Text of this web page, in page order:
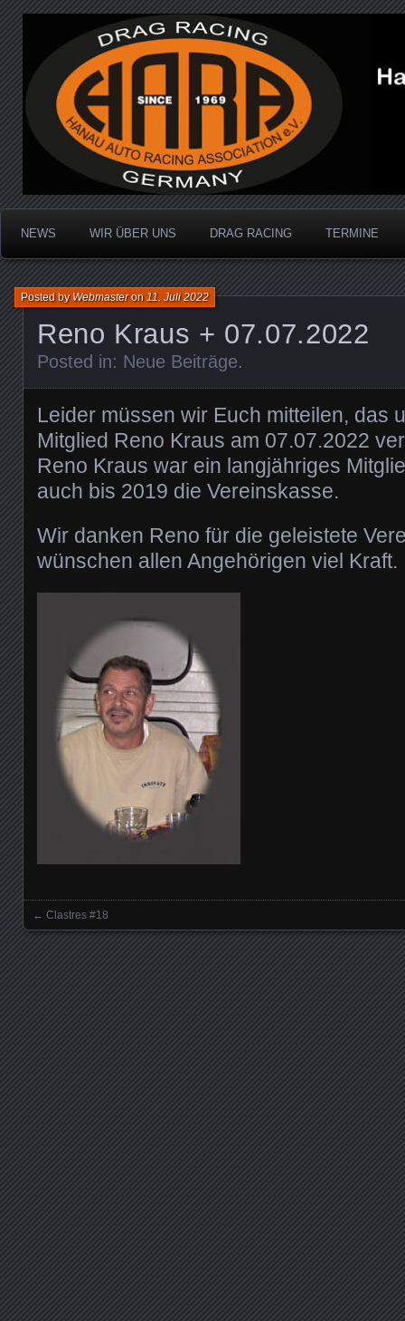
Hanau Auto Racing
Dragracing auf der 1/4 Meile
NEWS WIR ÜBER UNS DRAG RACING TERMINE
Reno Kraus + 07.07.2022
Posted byWebmasteron11. Juli 2022
Posted in: Neue Beiträge.
Leider müssen wir Euch mitteilen, das
Mitglied Reno Kraus am 07.07.2022
Reno Kraus war ein langjähriges
auch bis 2019 die Vereinskasse.
Wir danken Reno für die geleistete
wünschen allen Angehörigen viel Kraft.
Posts navigation
← Clastres #18